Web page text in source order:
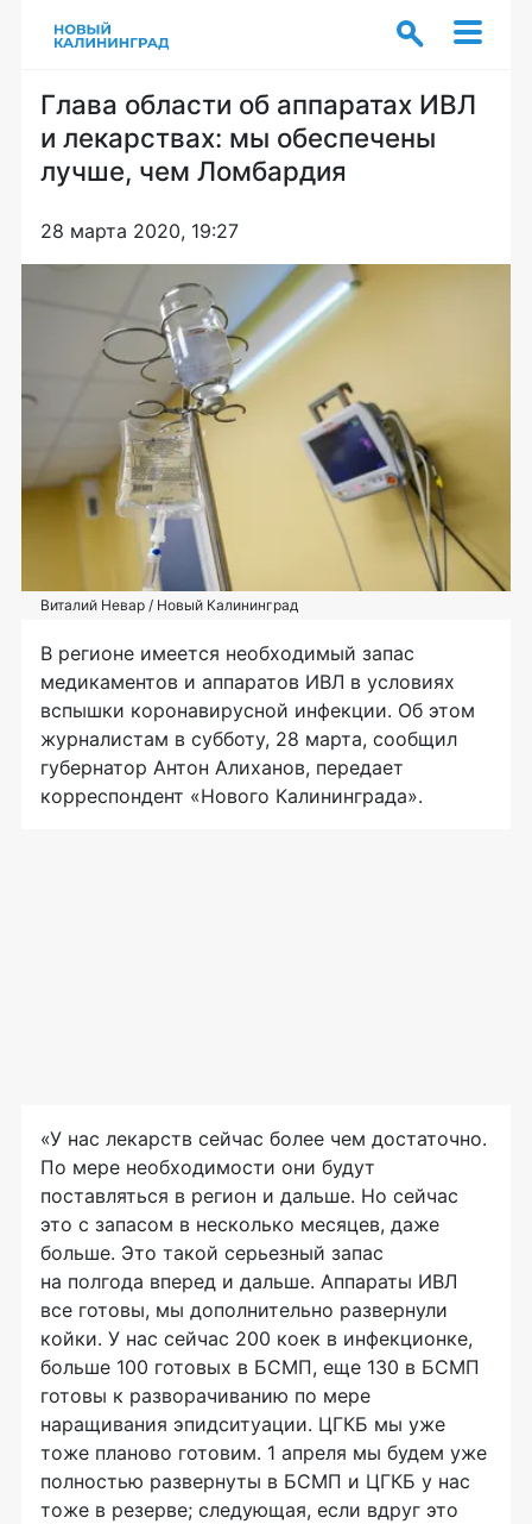
Глава области об аппаратах ИВЛ
и лекарствах: мы обеспечены
лучше, чем Ломбардия
28 марта 2020, 19:27
Виталий Невар / Новый Калининград
В регионе имеется необходимый запас
медикаментов и аппаратов ИВЛ в условиях
вспышки коронавирусной инфекции. Об этом
журналистам в субботу, 28 марта, сообщил
губернатор Антон Алиханов, передает
корреспондент «Нового Калининграда».
«У нас лекарств сейчас более чем достаточно.
По мере необходимости они будут
поставляться в регион и дальше. Но сейчас
это с запасом в несколько месяцев, даже
больше. Это такой серьезный запас
на полгода вперед и дальше. Аппараты ИВЛ
все готовы, мы дополнительно развернули
койки. У нас сейчас 200 коек в инфекционке,
больше 100 готовых в БСМП, еще 130 в БСМП
готовы к разворачиванию по мере
наращивания эпидситуации. ЦГКБ мы уже
тоже планово готовим. 1 апреля мы будем уже
полностью развернуты в БСМП и ЦГКБ у нас
тоже в резерве; следующая, если вдруг это